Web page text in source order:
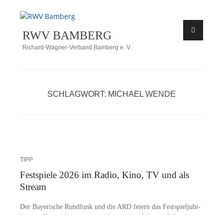
Zum
springen
RWV BAMBERG
Richard-Wagner-Verband Bamberg e. V.
SCHLAGWORT: MICHAEL WENDE
TIPP
Festspiele 2026 im Radio, Kino, TV und als
Stream
Der Baye­ri­sche Rund­funk und die ARD fei­ern das Fest­spiel­ju­bi­